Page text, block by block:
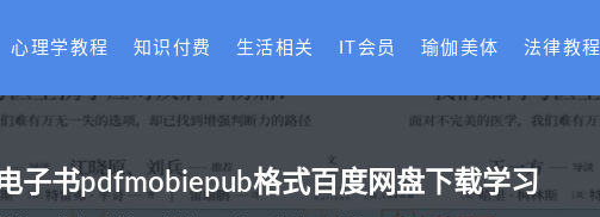
心理学教程 知识付费 生活相关 IT会员 瑜伽美体 法律教程
子书pdfmobiepub格式百度网盘下载学习